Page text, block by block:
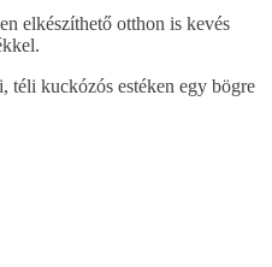
elkészíthető otthon is kevés
téli kuckózós estéken egy bögre